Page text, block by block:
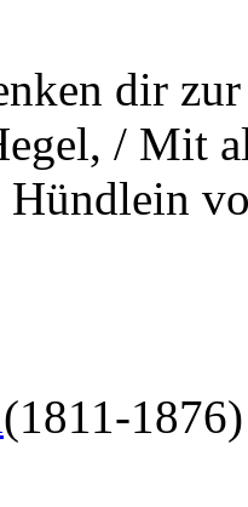
dir
/ Mit
Hündlein
(1811-1876)